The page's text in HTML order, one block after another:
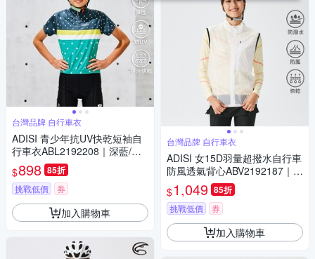
台灣品牌 自行車衣
ADISI 青少年抗UV快乾短袖自
行車衣ABL2192208｜深藍/薄
荷綠
$898 85折
挑戰低價 券
加入購物車
台灣品牌 自行車衣
ADISI 女15D羽量超撥水自行車
防風透氣背心ABV2192187｜透
明白
$1,049 85折
挑戰低價 券
加入購物車